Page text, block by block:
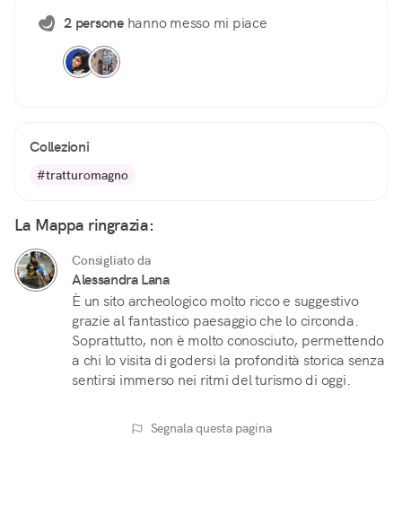
2 personehanno messo mi piace
Collezioni
#tratturomagno
La Mappa ringrazia:
Consigliato da
Alessandra Lana
È un sito archeologico molto ricco e suggestivo
grazie al fantastico paesaggio che lo circonda.
Soprattutto, non è molto conosciuto, permettendo
a chi lo visita di godersi la profondità storica senza
sentirsi immerso nei ritmi del turismo di oggi.
Segnala questa pagina